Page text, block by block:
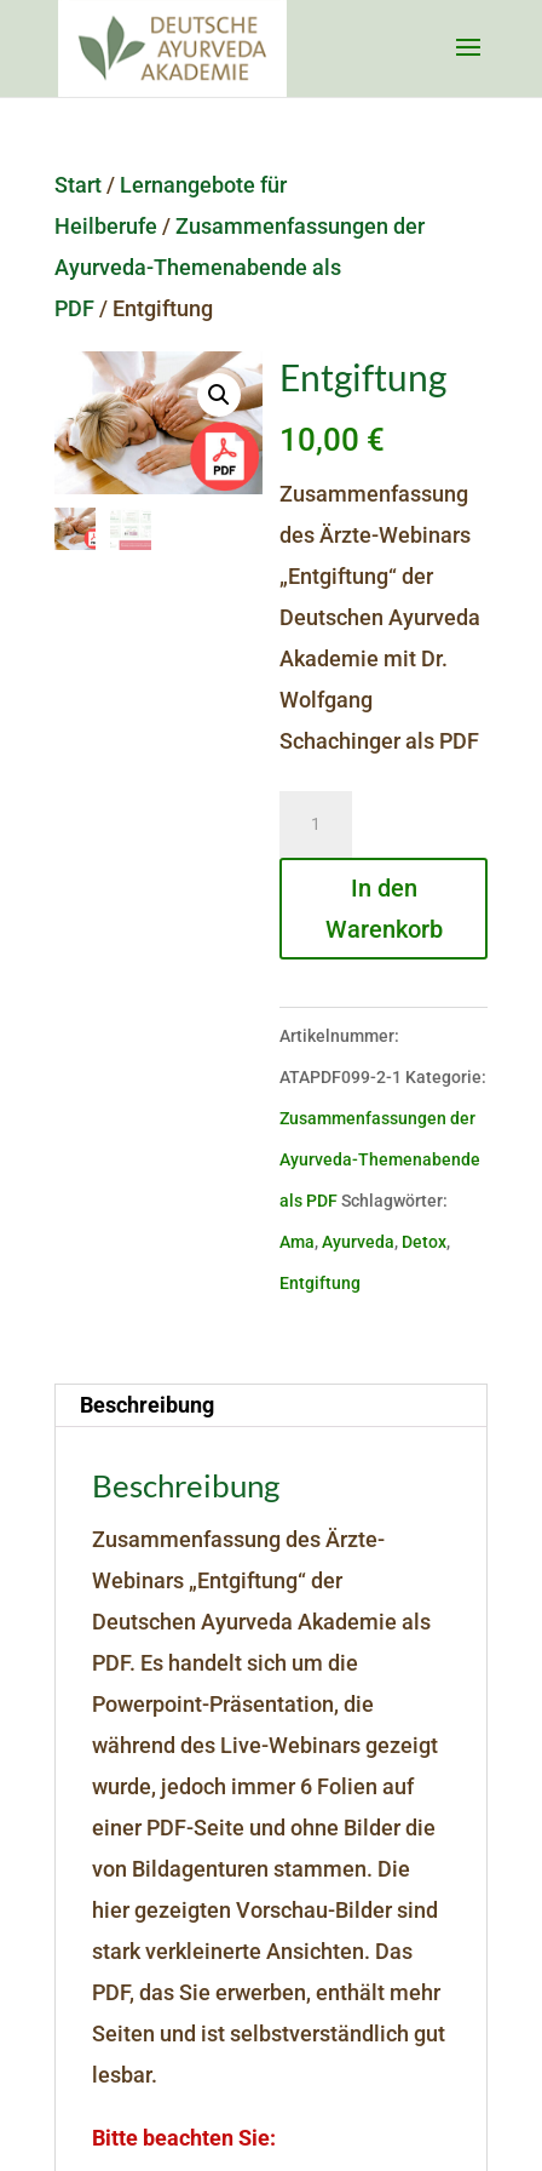
Start/ Lernangebote für
Heilberufe /Zusammenfassungen der
Ayurveda-Themenabende als
PDF/ Entgiftung
Entgiftung
10,00 €
Zusammenfassung
des Ärzte-Webinars
„Entgiftung“ der
Deutschen Ayurveda
Akademie mit Dr.
Wolfgang
Schachinger als PDF
In den
Warenkorb
Artikelnummer:
ATAPDF099-2-1 Kategorie:
Zusammenfassungen der
Ayurveda-Themenabende
als PDFSchlagwörter:
Ama,Ayurveda, Detox,
Entgiftung
Beschreibung
Beschreibung
Zusammenfassung des Ärzte-
Webinars „Entgiftung“ der
Deutschen Ayurveda Akademie als
PDF. Es handelt sich um die
Powerpoint-Präsentation, die
während des Live-Webinars gezeigt
wurde, jedoch immer 6 Folien auf
einer PDF-Seite und ohne Bilder die
von Bildagenturen stammen. Die
hier gezeigten Vorschau-Bilder sind
stark verkleinerte Ansichten. Das
PDF, das Sie erwerben, enthält mehr
Seiten und ist selbstverständlich gut
lesbar.
Bitte beachten Sie: